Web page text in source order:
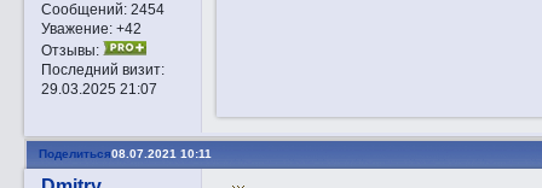
Сообщений:2454
Уважение: +42
Отзывы:
Последний визит:
29.03.2025 21:07
Поделиться08.07.2021 10:11